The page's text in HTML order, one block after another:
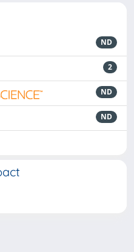
ND
2
ND
ND